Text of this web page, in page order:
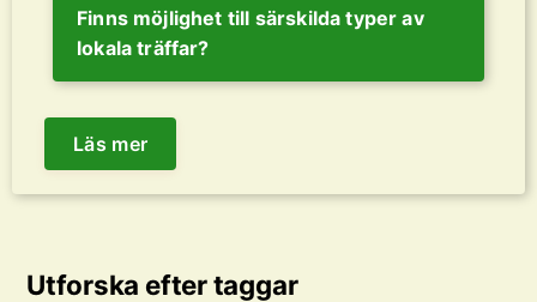
Finns möjlighet till särskilda typer av
lokala träffar?
Läs mer
Utforska efter taggar